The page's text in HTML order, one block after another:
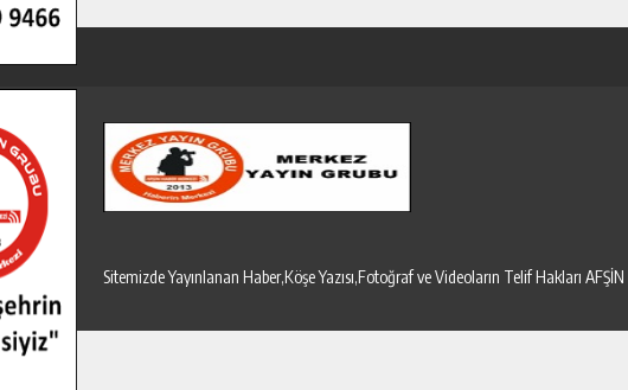
Sitemizde Yayınlanan Haber,Köşe Yazısı,Fotoğraf ve Videoların Telif Hakları